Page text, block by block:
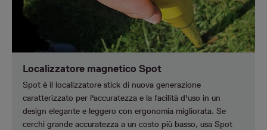
Localizzatore magnetico Spot
Spot è il localizzatore stick di nuova generazione
caratterizzato per l'accuratezza e la facilità d'uso in un
design elegante e leggero con ergonomia migliorata. Se
cerchi grande accuratezza a un costo più basso, usa Spot